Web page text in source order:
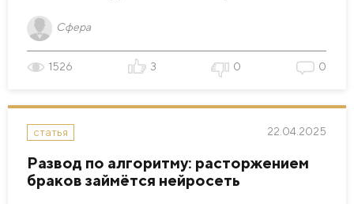
Сфера
1526 3 0 0
статья 22.04.2025
Развод по алгоритму: расторжением
браков займётся нейросеть